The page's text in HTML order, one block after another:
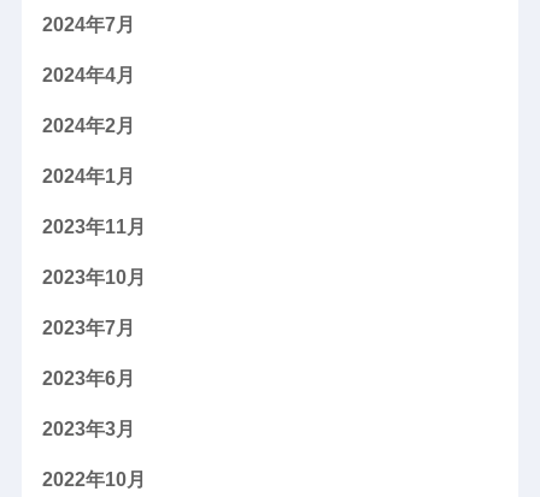
2024年7月
2024年4月
2024年2月
2024年1月
2023年11月
2023年10月
2023年7月
2023年6月
2023年3月
2022年10月